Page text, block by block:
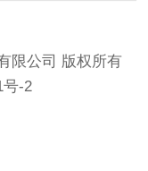
限公司 版权所有
号-2